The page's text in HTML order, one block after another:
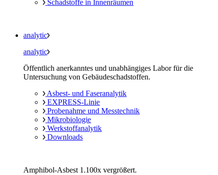
Schadstoffe in Innenräumen
analytic
analytic
Öffentlich anerkanntes und unabhängiges Labor für die
Untersuchung von Gebäudeschadstoffen.
Asbest- und Faseranalytik
EXPRESS-Linie
Probenahme und Messtechnik
Mikrobiologie
Werkstoffanalytik
Downloads
Amphibol-Asbest 1.100x vergrößert.